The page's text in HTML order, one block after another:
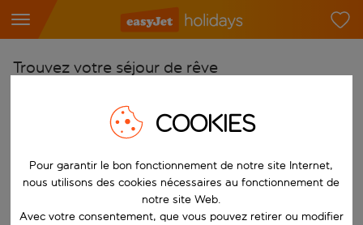
Trouvez votre séjour de rêve
Choisissez votre aéroport
Commencez à taper pour la saisie automatique. Lorsque les
Choisissez votre destination
Vers
Quand
COOKIES
Pour garantir le bon fonctionnement de notre site Internet,
nous utilisons des cookies nécessaires au fonctionnement de
notre site Web.
Avec votre consentement, que vous pouvez retirer ou modifier